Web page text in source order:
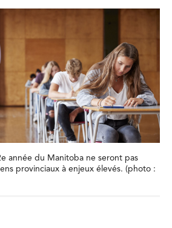
année du Manitoba ne seront pas
provinciaux à enjeux élevés. (photo :